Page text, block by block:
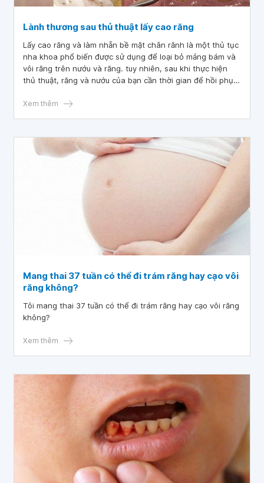
Lành thương sau thủ thuật lấy cao răng
Lấy cao răng và làm nhẵn bề mặt chân rănh là một thủ tục
nha khoa phổ biến được sử dụng để loại bỏ mảng bám và
vôi răng trên nướu và răng. tuy nhiên, sau khi thực hiện
thủ thuật, răng và nướu của bạn cần thời gian để hồi phục.
hiểu rõ về quá trình lành thương sau khi lấy cao răng và
viết này, chúng ta sẽ tìm hiểu về quá trình lành thương sau
khi scaling, các biện pháp chăm sóc sau phẫu thuật và các
lời khuyên để giúp bạn có một kết quả tốt nhất.
Xem thêm
Mang thai 37 tuần có thể đi trám răng hay cạo vôi
răng không?
Tôi mang thai 37 tuần có thể đi trám răng hay cạo vôi răng
không?
Xem thêm